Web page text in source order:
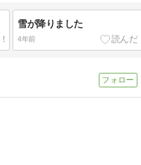
雪が降りました
4年前